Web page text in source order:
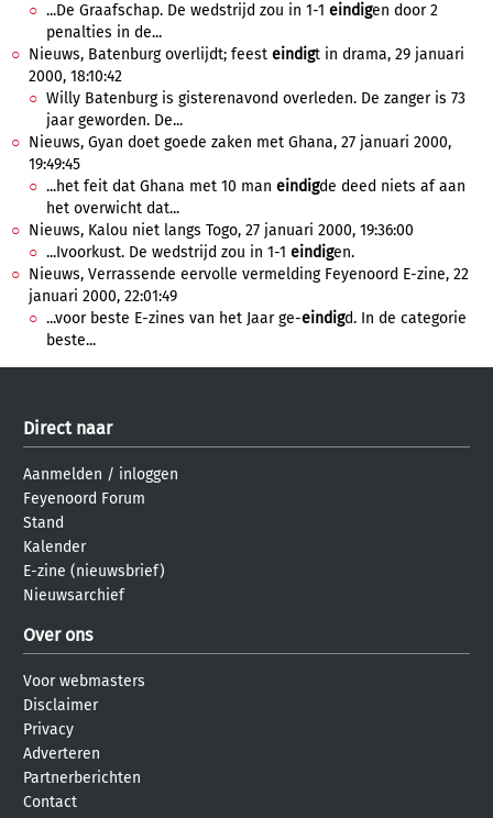
...De Graafschap. De wedstrijd zou in 1-1 eindigen door 2
penalties in de...
Nieuws, Batenburg overlijdt; feest eindigt in drama, 29 januari
2000, 18:10:42
Willy Batenburg is gisterenavond overleden. De zanger is 73
jaar geworden. De...
Nieuws, Gyan doet goede zaken met Ghana, 27 januari 2000,
19:49:45
...het feit dat Ghana met 10 man eindigde deed niets af aan
het overwicht dat...
Nieuws, Kalou niet langs Togo, 27 januari 2000, 19:36:00
...Ivoorkust. De wedstrijd zou in 1-1 eindigen.
Nieuws, Verrassende eervolle vermelding Feyenoord E-zine, 22
januari 2000, 22:01:49
...voor beste E-zines van het Jaar ge-eindigd. In de categorie
beste...
Direct naar
Aanmelden / inloggen
Feyenoord Forum
Stand
Kalender
E-zine (nieuwsbrief)
Nieuwsarchief
Over ons
Voor webmasters
Disclaimer
Privacy
Adverteren
Partnerberichten
Contact